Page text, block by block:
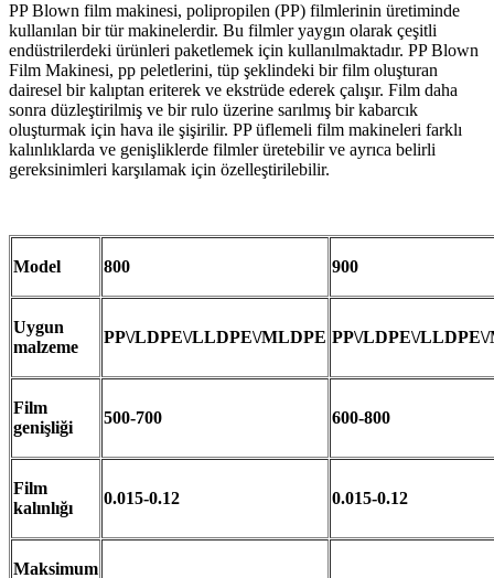
PP Blown film makinesi, polipropilen (PP) filmlerinin üretiminde
kullanılan bir tür makinelerdir. Bu filmler yaygın olarak çeşitli
endüstrilerdeki ürünleri paketlemek için kullanılmaktadır. PP Blown
Film Makinesi, pp peletlerini, tüp şeklindeki bir film oluşturan
dairesel bir kalıptan eriterek ve ekstrüde ederek çalışır. Film daha
sonra düzleştirilmiş ve bir rulo üzerine sarılmış bir kabarcık
oluşturmak için hava ile şişirilir. PP üflemeli film makineleri farklı
kalınlıklarda ve genişliklerde filmler üretebilir ve ayrıca belirli
gereksinimleri karşılamak için özelleştirilebilir.
Model 800 900
Uygun
malzeme
PP\/LDPE\/LLDPE\/MLDPE PP\/LDPE\/
Film
genişliği
500-700 600-800
Film
kalınlığı
0.015-0.12 0.015-0.12
Maksimum